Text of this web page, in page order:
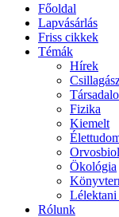
Főoldal
Lapvásárlás
Friss cikkek
Témák
Hírek
Fizika
Kiemelt
Ökológia
Lélektani
Rólunk